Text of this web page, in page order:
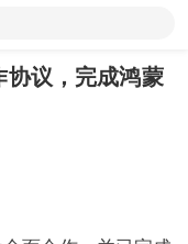
协议，完成鸿蒙